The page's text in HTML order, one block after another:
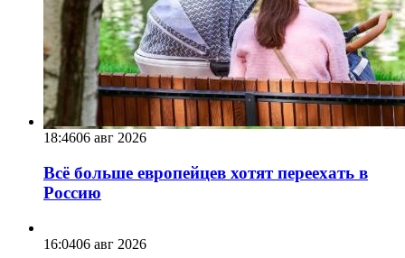
18:4606 авг 2026
Всё больше европейцев хотят переехать в
Россию
16:0406 авг 2026